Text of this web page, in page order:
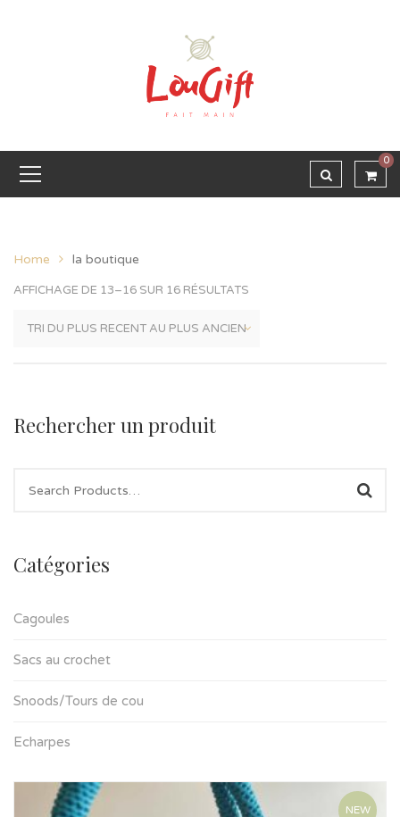
0
Home la boutique
AFFICHAGE DE 13–16 SUR 16 RÉSULTATS
Rechercher un produit
Catégories
Cagoules
Sacs au crochet
Snoods/Tours de cou
Echarpes
NEW